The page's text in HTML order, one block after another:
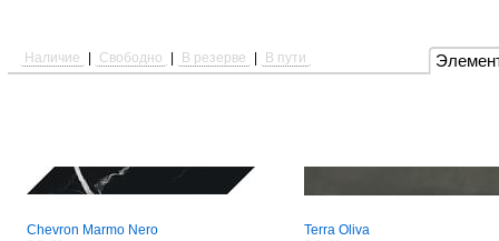
Наличие Свободно В резерве В пути
Chevron Marmo Nero Terra Oliva